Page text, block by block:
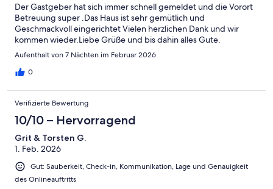
Der Gastgeber hat sich immer schnell gemeldet und die Vorort
Betreuung super .Das Haus ist sehr gemütlich und
Geschmackvoll eingerichtet Vielen herzlichen Dank und wir
kommen wieder.Liebe Grüße und bis dahin alles Gute.
Aufenthalt von 7 Nächten im Februar 2026
0
Verifizierte Bewertung
10/10 – Hervorragend
Grit & Torsten G.
1. Feb. 2026
Gut: Sauberkeit, Check-in, Kommunikation, Lage und Genauigkeit
des Onlineauftritts